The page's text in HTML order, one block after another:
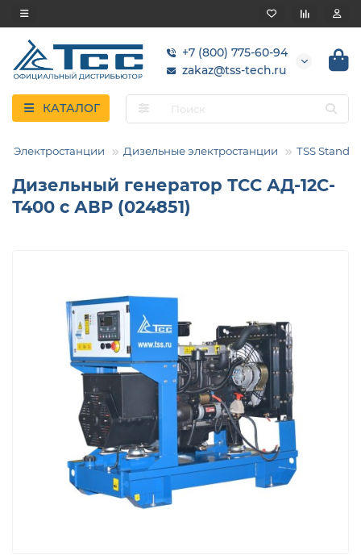
+7 (800) 775-60-94
zakaz@tss-tech.ru
КАТАЛОГ
Электростанции Дизельные электростанции TSS
Дизельный генератор ТСС АД-12С-
Т400 с АВР (024851)